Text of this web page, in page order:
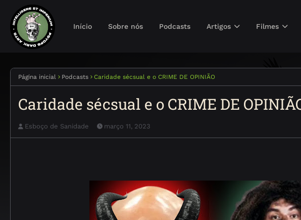
Início Sobre nós Podcasts Artigos Filmes
Página inicial Podcasts Caridade sécsual e o CRIME DE OPINIÃO
Caridade sécsual e o CRIME DE
Esboço de Sanidade março 11, 2023